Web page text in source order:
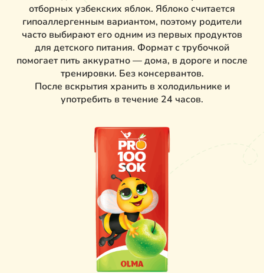
отборных узбекских яблок. Яблоко считается
гипоаллергенным вариантом, поэтому родители
часто выбирают его одним из первых продуктов
для детского питания. Формат с трубочкой
помогает пить аккуратно — дома, в дороге и после
тренировки. Без консервантов.
После вскрытия хранить в холодильнике и
употребить в течение 24 часов.